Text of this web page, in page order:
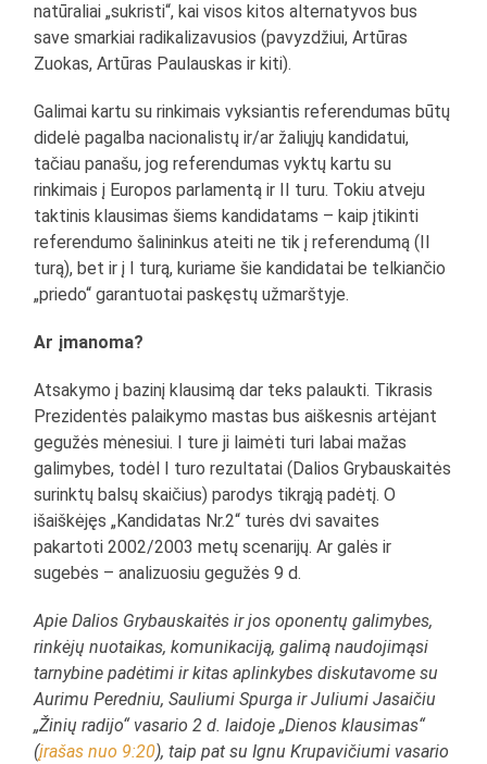
natūraliai „sukristi“, kai visos kitos alternatyvos bus
save smarkiai radikalizavusios (pavyzdžiui, Artūras
Zuokas, Artūras Paulauskas ir kiti).
Galimai kartu su rinkimais vyksiantis referendumas būtų
didelė pagalba nacionalistų ir/ar žaliųjų kandidatui,
tačiau panašu, jog referendumas vyktų kartu su
rinkimais į Europos parlamentą ir II turu. Tokiu atveju
taktinis klausimas šiems kandidatams – kaip įtikinti
referendumo šalininkus ateiti ne tik į referendumą (II
turą), bet ir į I turą, kuriame šie kandidatai be telkiančio
„priedo“ garantuotai paskęstų užmarštyje.
Ar įmanoma?
Atsakymo į bazinį klausimą dar teks palaukti. Tikrasis
Prezidentės palaikymo mastas bus aiškesnis artėjant
gegužės mėnesiui. I ture ji laimėti turi labai mažas
galimybes, todėl I turo rezultatai (Dalios Grybauskaitės
surinktų balsų skaičius) parodys tikrąją padėtį. O
išaiškėjęs „Kandidatas Nr.2“ turės dvi savaites
pakartoti 2002/2003 metų scenarijų. Ar galės ir
sugebės – analizuosiu gegužės 9 d.
Apie Dalios Grybauskaitės ir jos oponentų galimybes,
rinkėjų nuotaikas, komunikaciją, galimą naudojimąsi
tarnybine padėtimi ir kitas aplinkybes diskutavome su
Aurimu Peredniu, Sauliumi Spurga ir Juliumi Jasaičiu
„Žinių radijo“ vasario 2 d. laidoje „Dienos klausimas“
(įrašas nuo 9:20), taip pat su Ignu Krupavičiumi vasario